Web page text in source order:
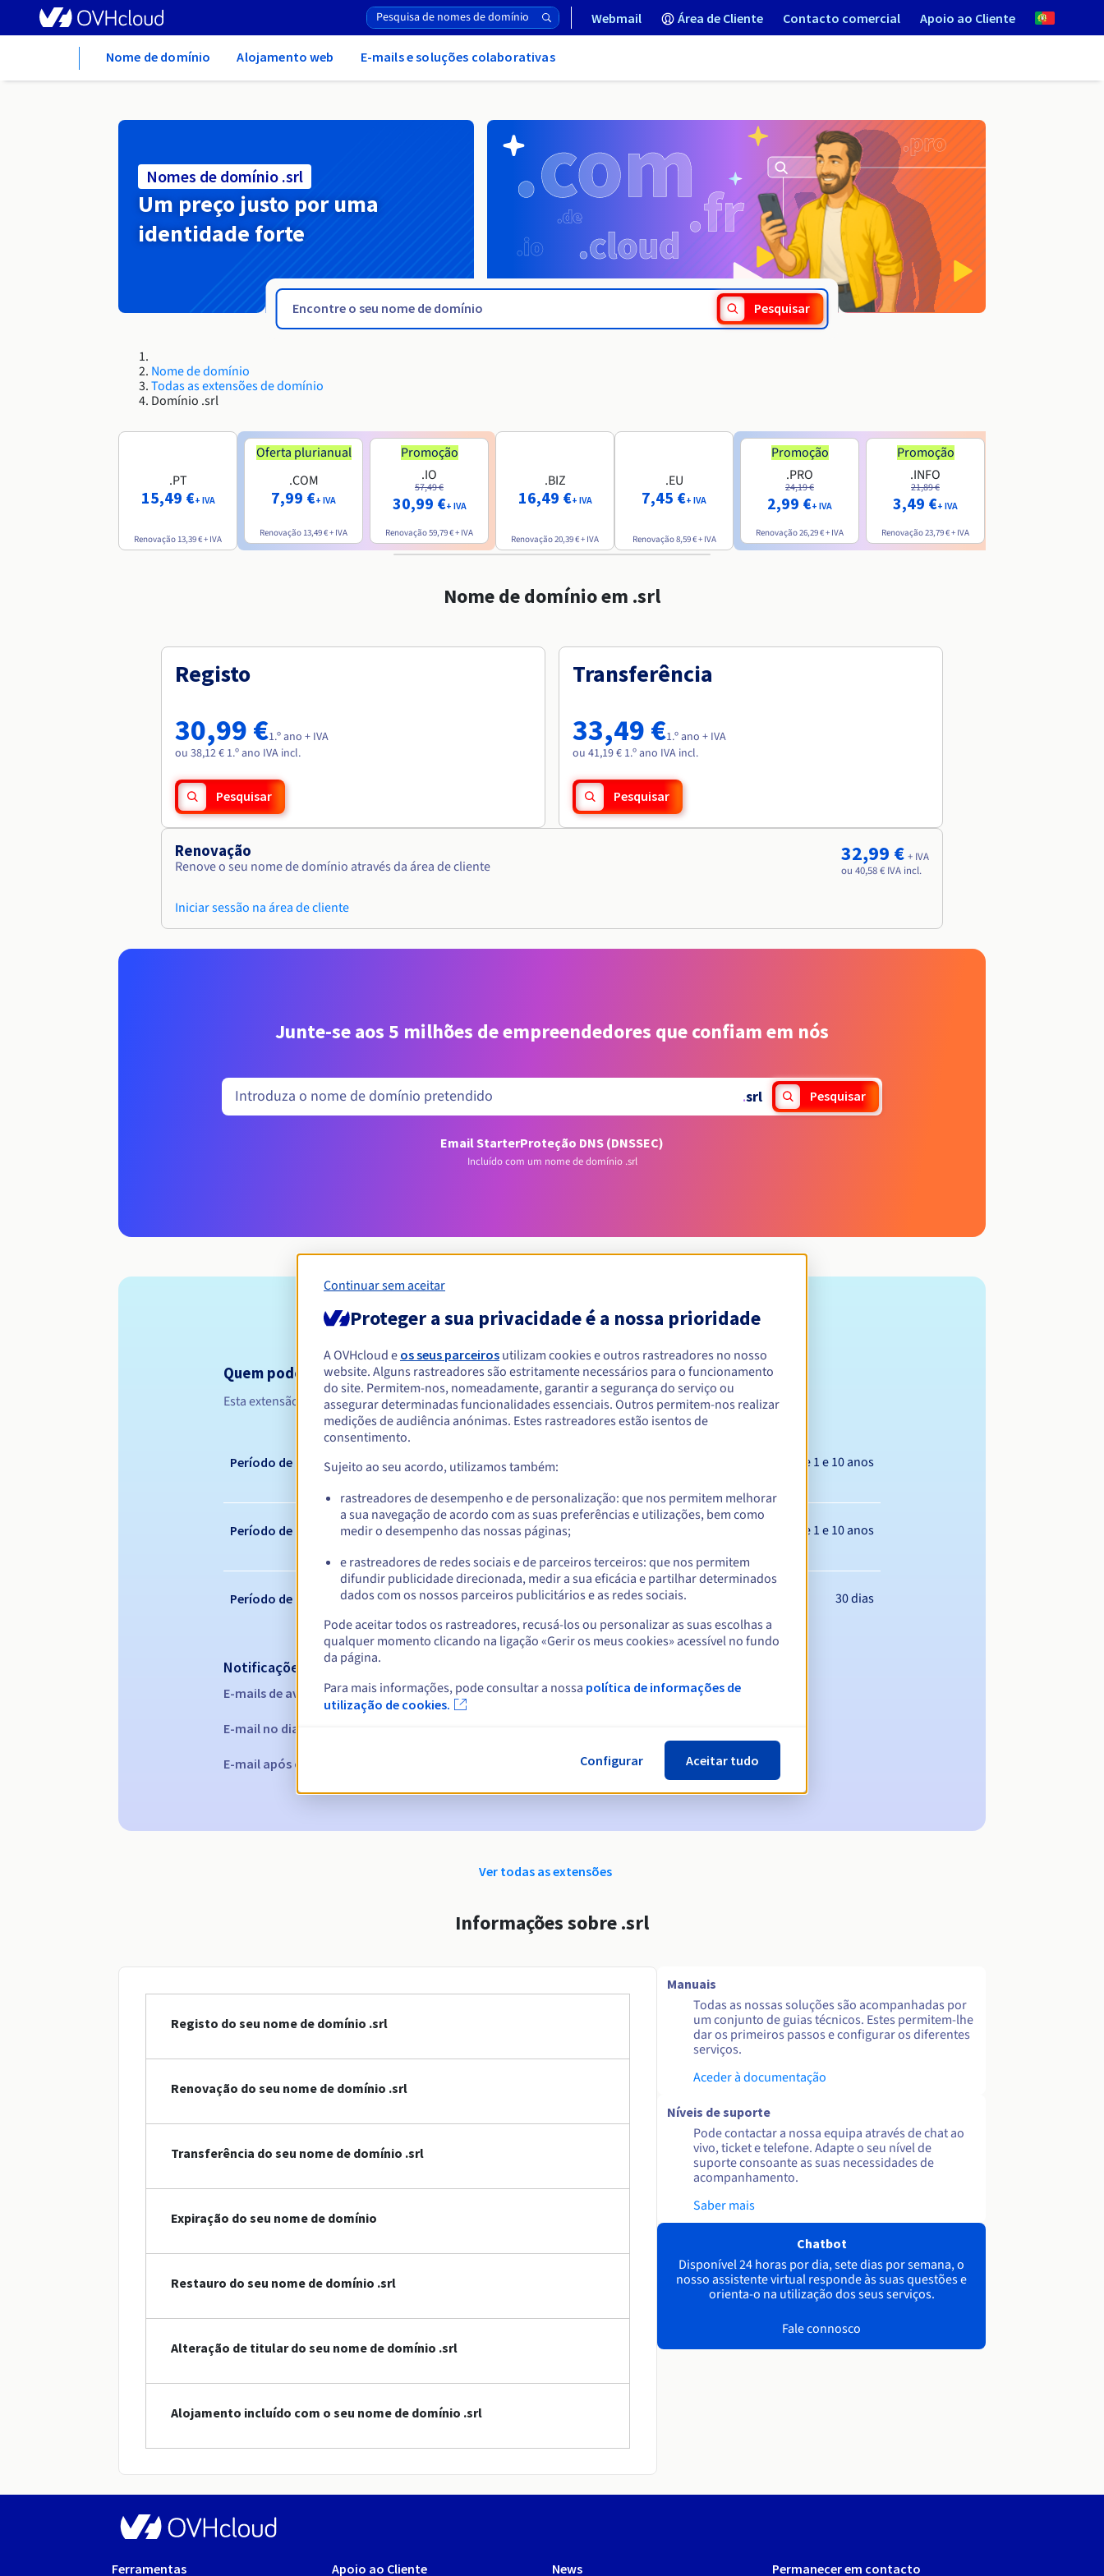
Webmail Área de Cliente Contacto comercial Apoio ao Cliente
Nome de domínio Alojamento web E-mails e soluções colaborativas
Nomes de domínio .srl
Um preço justo por uma
identidade forte
Pesquisar
Nome de domínio
Todas as extensões de domínio
Domínio .srl
.PT
15,49 €+ IVA
Renovação 13,39 €+ IVA
Oferta plurianual
.COM
7,99 €+ IVA
Renovação 13,49 €+ IVA
Promoção
.IO
57,49 €
30,99 €+ IVA
Renovação59,79 €+ IVA
.BIZ
16,49 €+ IVA
Renovação20,39 €+ IVA
.EU
7,45 €+ IVA
Renovação8,59 €+ IVA
Promoção
.PRO
24,19 €
2,99 €+ IVA
Renovação26,29 €+ IVA
Promoção
.INFO
21,89 €
3,49 €+ IVA
Renovação23,79 €+ IVA
Nome de domínio em .srl
Registo
30,99 €1.º ano + IVA
ou 38,12 € 1.º ano IVA incl.
Pesquisar
Transferência
33,49 €1.º ano + IVA
ou 41,19 € 1.º ano IVA incl.
Pesquisar
Renovação
Renove o seu nome de domínio através da área de cliente
Iniciar sessão na área de cliente
32,99 € + IVA
ou 40,58 € IVA incl.
Junte-se aos 5 milhões de empreendedores que confiam em nós
.srl Pesquisar
Email StarterProteção DNS (DNSSEC)
Incluído com um nome de domínio .srl
Condições de elegibilidade
Quem pode registar um .srl?
Esta extensão é reservada às entidades em que a forma jurídica é SRL.
Regras de gestão e notificações
Período de registo Entre 1 e 10 anos
Período de renovação Entre 1 e 10 anos
Período de redenção 30 dias
Notificações automáticas:
E-mails de aviso: 60, 30, 15, 7 e 3 dias antes da data de expiração
E-mail no dia da expiração
E-mail após o Redemption Grace Period para notificar a eliminação do nome de domínio
Ver todas as extensões
Informações sobre .srl
Registo do seu nome de domínio .srl
Renovação do seu nome de domínio .srl
Transferência do seu nome de domínio .srl
Expiração do seu nome de domínio
Restauro do seu nome de domínio .srl
Alteração de titular do seu nome de domínio .srl
Alojamento incluído com o seu nome de domínio .srl
Manuais
Todas as nossas soluções são acompanhadas por
um conjunto de guias técnicos. Estes permitem-lhe
dar os primeiros passos e configurar os diferentes
serviços.
Aceder à documentação
Níveis de suporte
Pode contactar a nossa equipa através de chat ao
vivo, ticket e telefone. Adapte o seu nível de
suporte consoante as suas necessidades de
acompanhamento.
Saber mais
Chatbot
Disponível 24 horas por dia, sete dias por semana, o
nosso assistente virtual responde às suas questões e
orienta-o na utilização dos seus serviços.
Fale connosco
Ferramentas
Apoio ao Cliente
News
Permanecer em contacto
Continuar sem aceitar
Proteger a sua privacidade é a nossa prioridade
A OVHcloud e os seus parceiros utilizam cookies e outros rastreadores no nosso
website. Alguns rastreadores são estritamente necessários para o funcionamento
do site. Permitem-nos, nomeadamente, garantir a segurança do serviço ou
assegurar determinadas funcionalidades essenciais. Outros permitem-nos realizar
medições de audiência anónimas. Estes rastreadores estão isentos de
consentimento.
Sujeito ao seu acordo, utilizamos também:
rastreadores de desempenho e de personalização: que nos permitem melhorar
a sua navegação de acordo com as suas preferências e utilizações, bem como
medir o desempenho das nossas páginas;
e rastreadores de redes sociais e de parceiros terceiros: que nos permitem
difundir publicidade direcionada, medir a sua eficácia e partilhar determinados
dados com os nossos parceiros publicitários e as redes sociais.
Pode aceitar todos os rastreadores, recusá-los ou personalizar as suas escolhas a
qualquer momento clicando na ligação «Gerir os meus cookies» acessível no fundo
da página.
Para mais informações, pode consultar a nossa política de informações de
utilização de cookies.
Configurar Aceitar tudo